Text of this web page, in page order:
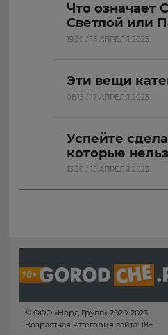
Что означает
Светлой или
19:30 / 18 АПРЕЛЯ 2023
Эти вещи
08:15 / 17 АПРЕЛЯ 2023
Успейте
которые
13:30 / 15 АПРЕЛЯ 2023
© ООО «Норд Групп» 2020-2023
Возрастная категория сайта: 18+